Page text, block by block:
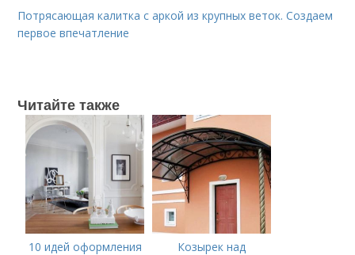
Потрясающая калитка с аркой из крупных веток. Создаем
первое впечатление
Читайте также
10 идей оформления
Козырек над